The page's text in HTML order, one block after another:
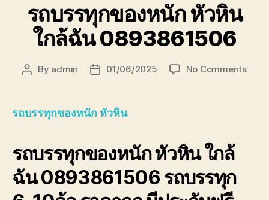
รถบรรทุกของหนัก หัวหิน
ใกล้ฉัน 0893861506
Post
By admin
Post01/06/2025 No Commentson
รถบรรทุกของหนัก หัวหิน
รถบรรทุกของหนัก หัวหิน ใกล้
ฉัน 0893861506 รถบรรทุก